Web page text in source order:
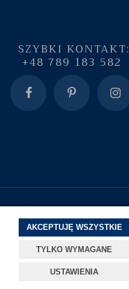
AKCEPTUJĘ WSZYSTKIE
TYLKO WYMAGANE
USTAWIENIA
SZYBKI KONTAKT:
+48 789 183 582